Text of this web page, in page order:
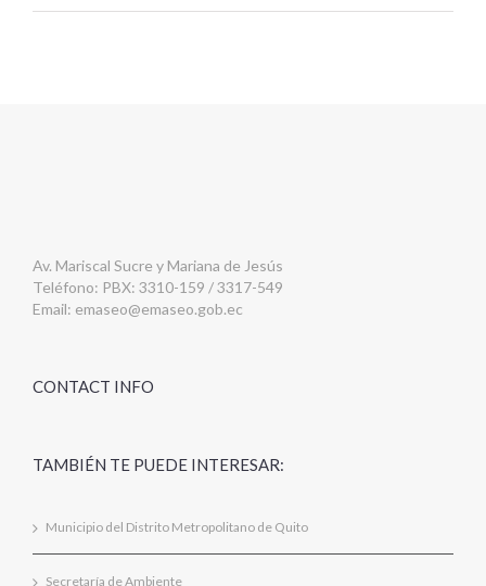
Av. Mariscal Sucre y Mariana de Jesús
Teléfono: PBX: 3310-159 / 3317-549
Email: emaseo@emaseo.gob.ec
CONTACT INFO
TAMBIÉN TE PUEDE INTERESAR:
Municipio del Distrito Metropolitano de Quito
Secretaría de Ambiente